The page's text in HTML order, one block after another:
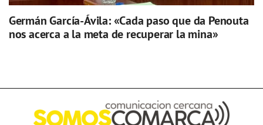
Germán García-Ávila: «Cada paso que da Penouta
nos acerca a la meta de recuperar la mina»